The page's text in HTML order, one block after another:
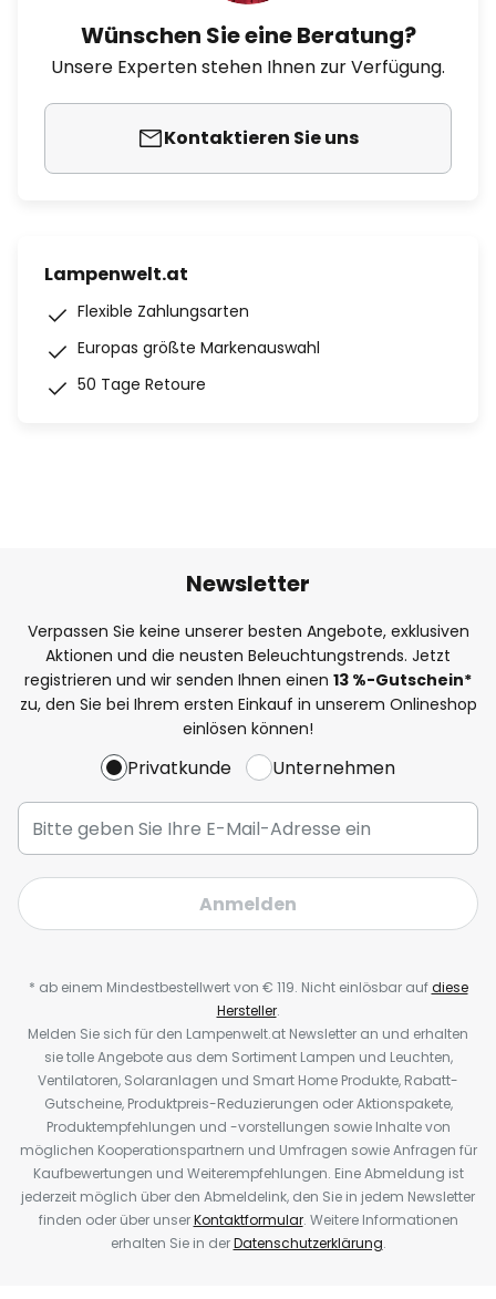
Wünschen Sie eine Beratung?
Unsere Experten stehen Ihnen zur Verfügung.
Kontaktieren Sie uns
Lampenwelt.at
Flexible Zahlungsarten
Europas größte Markenauswahl
50 Tage Retoure
Newsletter
Verpassen Sie keine unserer besten Angebote, exklusiven
Aktionen und die neusten Beleuchtungstrends. Jetzt
registrieren und wir senden Ihnen einen 13 %-Gutschein*
zu, den Sie bei Ihrem ersten Einkauf in unserem Onlineshop
einlösen können!
Privatkunde Unternehmen
Anmelden
* ab einem Mindestbestellwert von € 119. Nicht einlösbar aufdiese
Hersteller.
Melden Sie sich für den Lampenwelt.at Newsletter an und erhalten
sie tolle Angebote aus dem Sortiment Lampen und Leuchten,
Ventilatoren, Solaranlagen und Smart Home Produkte, Rabatt-
Gutscheine, Produktpreis-Reduzierungen oder Aktionspakete,
Produktempfehlungen und -vorstellungen sowie Inhalte von
möglichen Kooperationspartnern und Umfragen sowie Anfragen für
Kaufbewertungen und Weiterempfehlungen. Eine Abmeldung ist
jederzeit möglich über den Abmeldelink, den Sie in jedem Newsletter
finden oder über unserKontaktformular. Weitere Informationen
erhalten Sie in derDatenschutzerklärung.